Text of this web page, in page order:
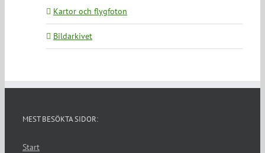
Kartor och flygfoton
Bildarkivet
MEST BESÖKTA SIDOR:
Start